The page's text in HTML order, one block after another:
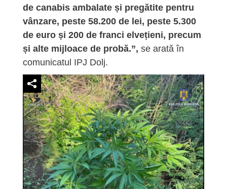
de canabis ambalate și pregătite pentru
vânzare, peste 58.200 de lei, peste 5.300
de euro și 200 de franci elvețieni, precum
și alte mijloace de probă.”, se arată în
comunicatul IPJ Dolj.